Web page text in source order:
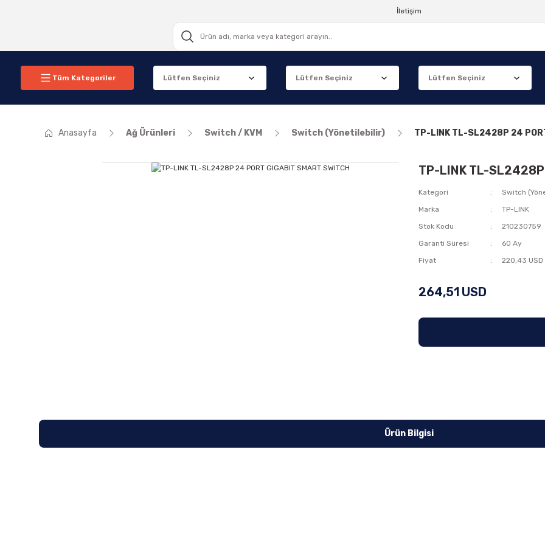
İletişim
Tüm Kategoriler
Anasayfa Ağ Ürünleri Switch / KVM Switch (Yönetilebilir) TP-LINK TL-SL2428P 24
TP-LINK TL-SL2428P
Kategori
Switch
Marka
TP-LINK
Stok Kodu
210230759
Garanti Süresi
60 Ay
Fiyat
220,43 USD
264,51 USD
Ürün Bilgisi